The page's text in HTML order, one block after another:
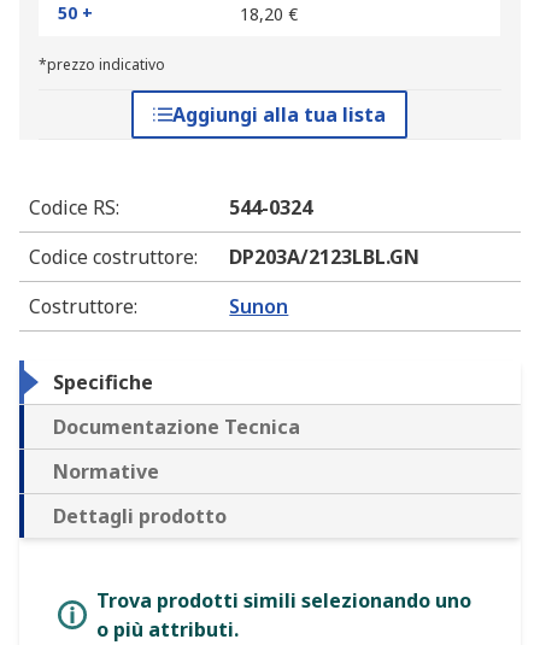
50 +
18,20 €
*prezzo indicativo
Aggiungi alla tua lista
Codice RS:
544-0324
Codice costruttore:
DP203A/2123LBL.GN
Costruttore: Sunon
Specifiche
Documentazione Tecnica
Normative
Dettagli prodotto
Trova prodotti simili selezionando uno
o più attributi.